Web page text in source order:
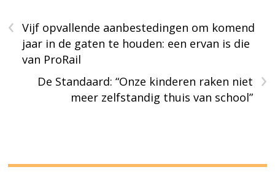
‹
Vijf opvallende aanbestedingen om komend
jaar in de gaten te houden: een ervan is die
van ProRail
›
De Standaard: “Onze kinderen raken niet
meer zelfstandig thuis van school”